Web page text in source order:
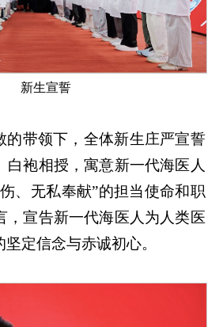
新生宣誓
的带领下，全体新生庄严宣誓
白袍相授，寓意新一代海医人
、无私奉献”的担当使命和职
，宣告新一代海医人为人类医
定信念与赤诚初心。